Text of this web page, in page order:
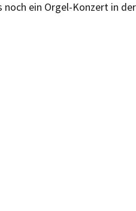
noch ein Orgel-Konzert in der